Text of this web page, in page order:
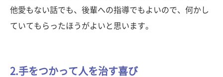
他愛もない話でも、後輩への指導でもよいので、何かし
ていてもらったほうがよいと思います。
2.手をつかって人を治す喜び